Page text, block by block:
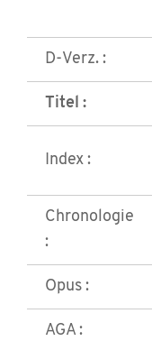
D-Verz. :
Titel :
Index :
Chronologie
:
Opus :
AGA :